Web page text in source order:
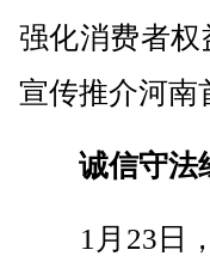
强化消费者
宣传推介河南
诚信守法
1月23日，